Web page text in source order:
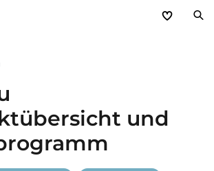
und